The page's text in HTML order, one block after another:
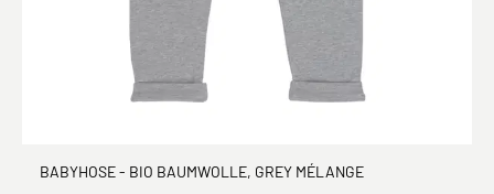
BABYHOSE - BIO BAUMWOLLE, GREY MÉLANGE